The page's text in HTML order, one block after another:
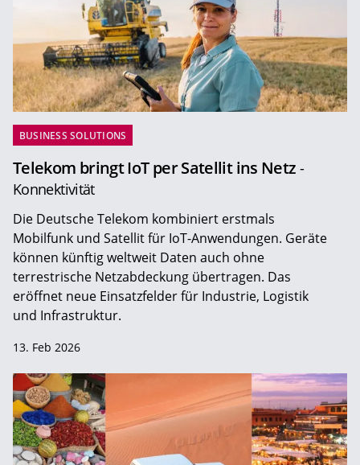
BUSINESS SOLUTIONS
Telekom bringt IoT per Satellit ins Netz -
Konnektivität
Die Deutsche Telekom kombiniert erstmals
Mobilfunk und Satellit für IoT-Anwendungen. Geräte
können künftig weltweit Daten auch ohne
terrestrische Netzabdeckung übertragen. Das
eröffnet neue Einsatzfelder für Industrie, Logistik
und Infrastruktur.
13. Feb 2026